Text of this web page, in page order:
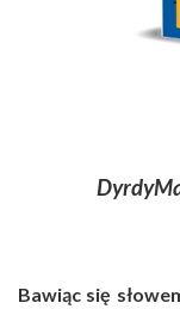
Bawiąc się